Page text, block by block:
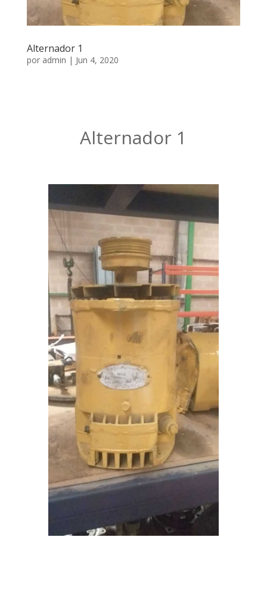
Alternador 1
por admin | Jun 4, 2020
Alternador 1